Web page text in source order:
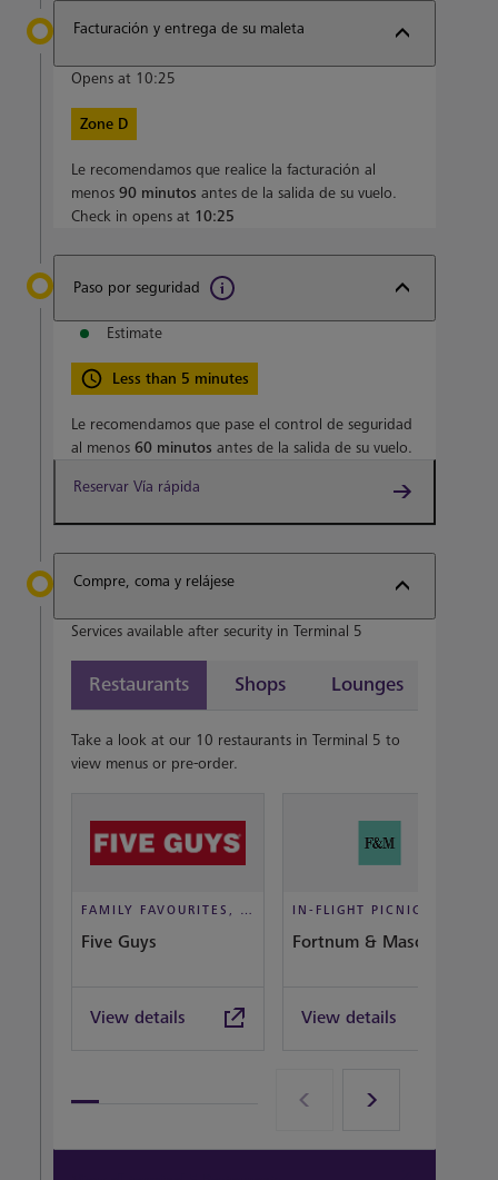
Facturación y entrega de su maleta
Opens at 10:25
Zone D
Le recomendamos que realice la facturación al
menos 90 minutos antes de la salida de su vuelo.
Check in opens at 10:25
Paso por seguridad
Estimate
Less than 5 minutes
Le recomendamos que pase el control de seguridad
al menos 60 minutos antes de la salida de su vuelo.
Reservar Vía rápida
Compre, coma y relájese
Services available after security in Terminal 5
Restaurants Shops Lounges
Take a look at our 10 restaurants in Terminal 5 to
view menus or pre-order.
FAMILY FAVOURITES, TAKEOUT, CASUAL DINING
Five Guys
View details
Fortnum & Mason Bar
View details